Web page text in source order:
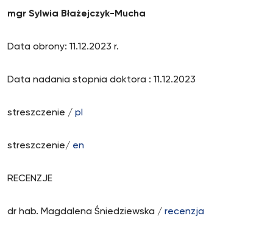
mgr Sylwia Błażejczyk-Mucha
Data obrony: 11.12.2023 r.
Data nadania stopnia doktora : 11.12.2023
streszczenie / pl
streszczenie/ en
RECENZJE
dr hab. Magdalena Śniedziewska / recenzja